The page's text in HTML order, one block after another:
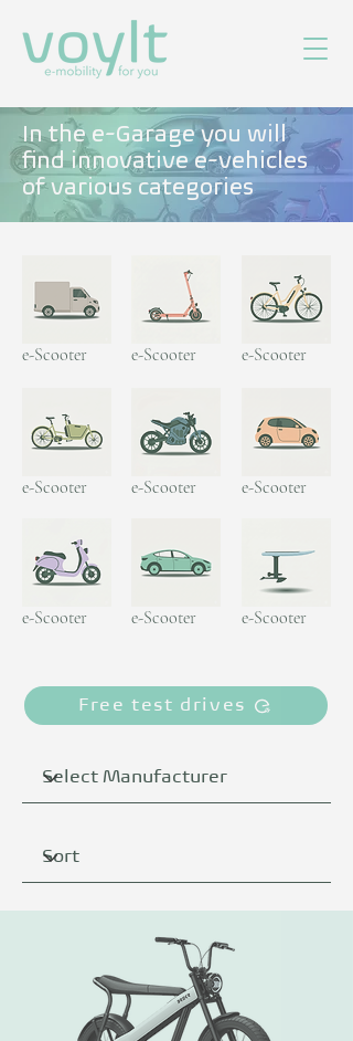
In the e-Garage you will
find innovative e-vehicles
of various categories
e-Scooter e-Scooter e-Scooter
e-Scooter e-Scooter e-Scooter
e-Scooter e-Scooter e-Scooter
Free test drives